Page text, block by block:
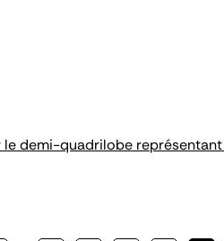
demi-quadrilobe